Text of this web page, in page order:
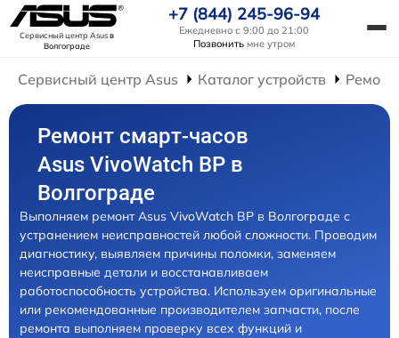
Сервисный центр Asusв
Волгограде
+7 (844) 245-96-94
Ежедневно с 9:00 до 21:00
Позвонить мне утром
Сервисный центр Asus Каталог устройств
Ремонт смарт-часов
Asus VivoWatch BP в
Волгограде
Выполняем ремонт Asus VivoWatch BP в Волгограде с
устранением неисправностей любой сложности. Проводим
диагностику, выявляем причины поломки, заменяем
неисправные детали и восстанавливаем
работоспособность устройства. Используем оригинальные
или рекомендованные производителем запчасти, после
ремонта выполняем проверку всех функций и